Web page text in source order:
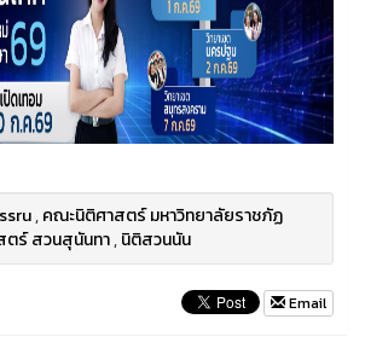
,คณะนิติศาสตร์ มหาวิทยาลัยราชภัฏ
ตร์ สวนสุนันทา,นิติสวนนัน
Email